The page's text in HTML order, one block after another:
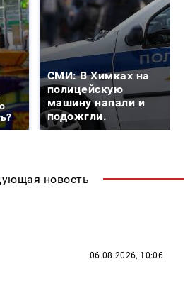
СМИ: В Химках на
полицейскую
машину напали и
подожгли.
новость
06.08.2026, 10:06